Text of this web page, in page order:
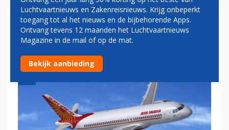
AIRBUS VERHOOGT INKOOP
BIJ INDIASE LEVERANCIERS
Luchtvaartnieuws en Zakenreisnieuws. Krijg onbeperkt
toegang tot al het nieuws en de bijbehorende Apps.
Ontvang tevens 12 maanden het Luchtvaartnieuws
Magazine in de mail of op de mat.
Bekijk aanbieding